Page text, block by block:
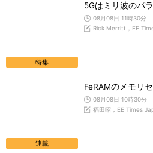
特集
5Gはミリ波のパ
08月08日 11時30分
Rick Merritt，EE
連載
FeRAMのメモリ
08月08日 10時30分
福田昭，EE Times